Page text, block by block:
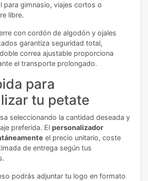
para gimnasio, viajes cortos o
libre.
con cordón de algodón y ojales
garantiza seguridad total,
correa ajustable proporciona
el transporte prolongado.
para
tu petate
seleccionando la cantidad deseada y
preferida. El personalizador
el precio unitario, coste
de entrega según tus
podrás adjuntar tu logo en formato